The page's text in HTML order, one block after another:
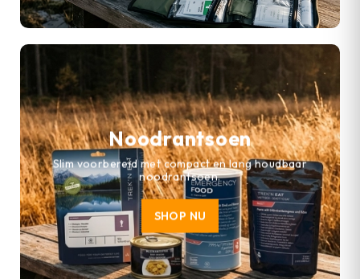
Noodrantsoen
Slim voorbereid met compact en lang houdbaar
noodrantsoen.
SHOP NU